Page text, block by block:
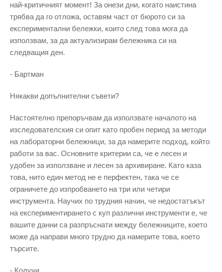
най-критичният момент! За онези дни, когато наистина
трябва да го отложа, оставям част от бюрото си за
експериментални бележки, които след това мога да
използвам, за да актуализирам бележника си на
следващия ден.
- Бартман
Някакви допълнителни съвети?
Настоятелно препоръчвам да използвате началото на
изследователския си опит като пробен период за методи
на лабораторни бележници, за да намерите подход, който
работи за вас. Основните критерии са, че е лесен и
удобен за използване и лесен за архивиране. Като каза
това, нито един метод не е перфектен, така че се
ограничете до изпробването на три или четири
инструмента. Научих по трудния начин, че недостатъкът
на експериментирането с куп различни инструменти е, че
вашите данни са разпръснати между бележниците, което
може да направи много трудно да намерите това, което
търсите.
- Колучи